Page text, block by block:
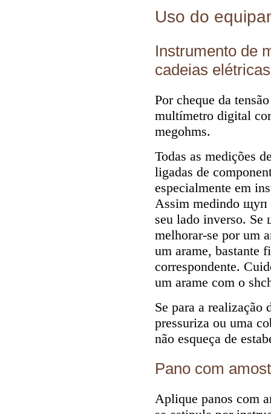
Uso do
Instrumento de
cadeias
Por cheque da
multímetro digital
megohms.
Todas as medições
ligadas de
especialmente em
Assim medindo щуп
seu lado inverso.
melhorar-se por um
um arame, bastante
correspondente.
um arame com o
Se para a realização
pressuriza ou uma
não esqueça de
Pano com
Aplique panos com